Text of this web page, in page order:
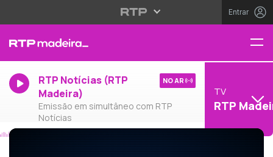
Entrar
RTP Notícias (RTP
Madeira)
Emissão em simultâneo com RTP
Notícias
NO AR
TV
RTP